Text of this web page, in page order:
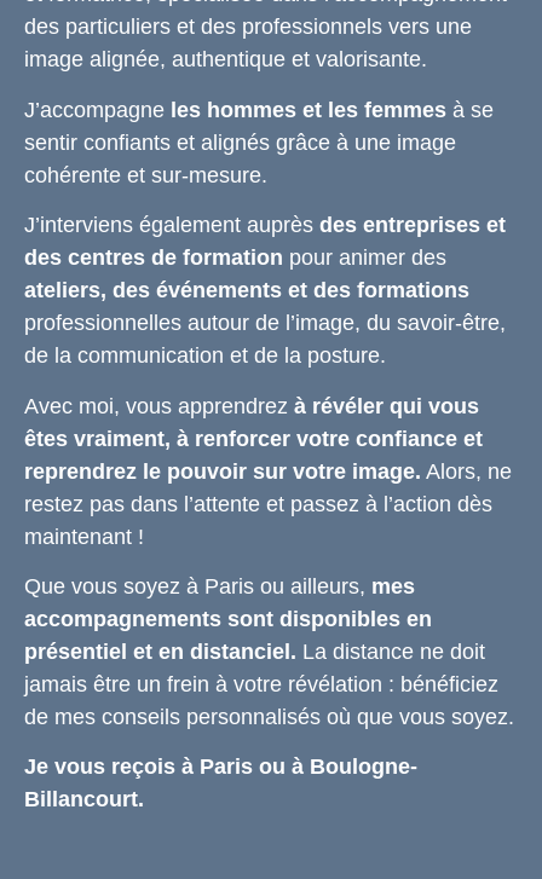
des particuliers et des professionnels vers une
image alignée, authentique et valorisante.
J’accompagne les hommes et les femmes à se
sentir confiants et alignés grâce à une image
cohérente et sur-mesure.
J’interviens également auprès des entreprises et
des centres de formation pour animer des
ateliers, des événements et des formations
professionnelles autour de l’image, du savoir-être,
de la communication et de la posture.
Avec moi, vous apprendrez à révéler qui vous
êtes vraiment, à renforcer votre confiance et
reprendrez le pouvoir sur votre image. Alors, ne
restez pas dans l’attente et passez à l’action dès
maintenant !
Que vous soyez à Paris ou ailleurs, mes
accompagnements sont disponibles en
présentiel et en distanciel. La distance ne doit
jamais être un frein à votre révélation : bénéficiez
de mes conseils personnalisés où que vous soyez.
Je vous reçois à Paris ou à Boulogne-
Billancourt.